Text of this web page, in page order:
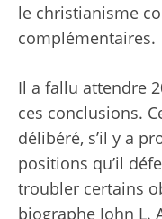
le christianisme
complémentaires.
Il a fallu attendre
ces conclusions.
délibéré, s’il y a
positions qu’il
troubler certains
biographe John L.